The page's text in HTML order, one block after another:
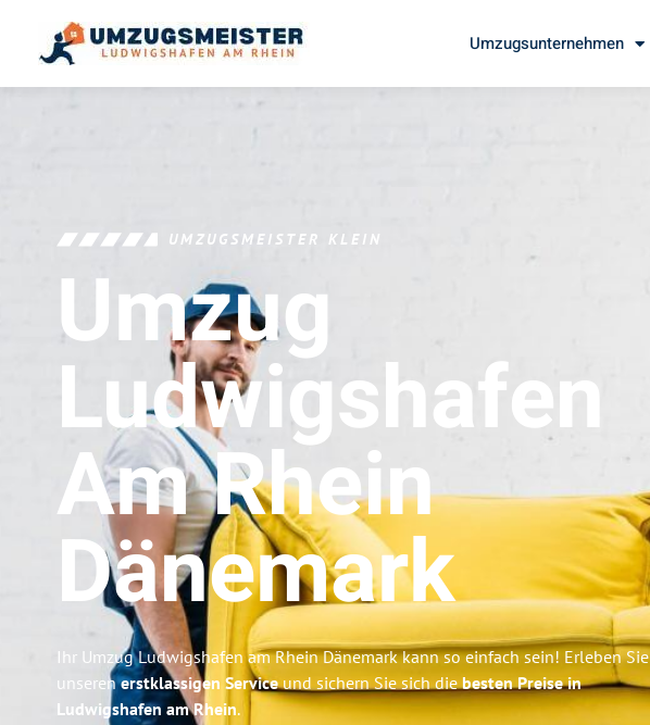
Umzugsunternehmen
UMZUGSMEISTER KLEIN
Umzug
Ludwigshafen
Am Rhein
Dänemark
Ihr Umzug Ludwigshafen am Rhein Dänemark kann so einfach sein! Erleben Sie
unserenerstklassigen Serviceund sichern Sie sich diebesten Preise in
Ludwigshafen am Rhein.